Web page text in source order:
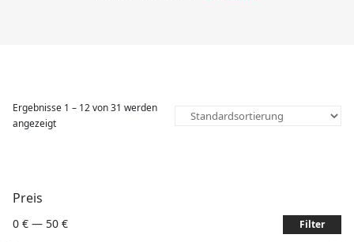
Ergebnisse 1 – 12 von 31 werden
angezeigt
Preis
0 € — 50 € Filter